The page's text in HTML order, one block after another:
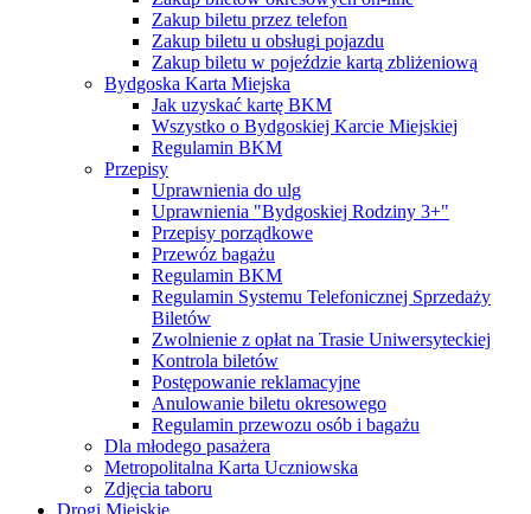
Zakup biletu przez telefon
Zakup biletu u obsługi pojazdu
Zakup biletu w pojeździe kartą zbliżeniową
Bydgoska Karta Miejska
Jak uzyskać kartę BKM
Wszystko o Bydgoskiej Karcie Miejskiej
Regulamin BKM
Przepisy
Uprawnienia do ulg
Uprawnienia "Bydgoskiej Rodziny 3+"
Przepisy porządkowe
Przewóz bagażu
Regulamin BKM
Regulamin Systemu Telefonicznej Sprzedaży
Biletów
Zwolnienie z opłat na Trasie Uniwersyteckiej
Kontrola biletów
Postępowanie reklamacyjne
Anulowanie biletu okresowego
Regulamin przewozu osób i bagażu
Dla młodego pasażera
Metropolitalna Karta Uczniowska
Zdjęcia taboru
Drogi Miejskie